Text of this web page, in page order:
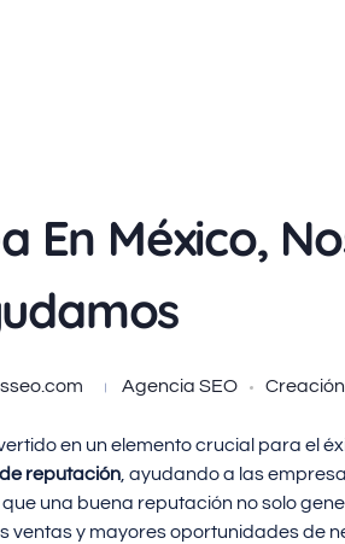
En México,
Agencia SEO
en un elemento crucial para el
reputación , ayudando a las
una buena reputación no solo
y mayores oportunidades de